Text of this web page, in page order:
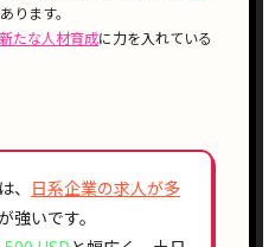
ります。
新たな人材育成に力を入れている
日系企業の求人が多
強いです。